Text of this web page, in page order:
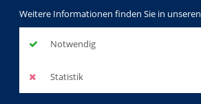
Weitere Informationen finden Sie in unseren
Notwendig
Statistik